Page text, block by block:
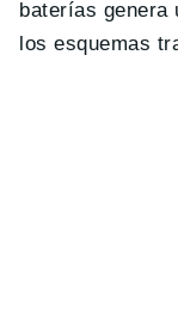
baterías genera
los esquemas